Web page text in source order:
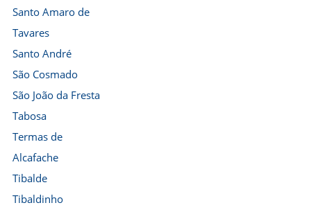
Santo Amaro de
Tavares
Santo André
São Cosmado
São João da Fresta
Tabosa
Termas de
Alcafache
Tibalde
Tibaldinho